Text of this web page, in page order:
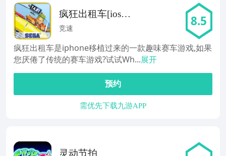
疯狂出租车[ios移
植]
竞速 8.5
疯狂出租车是iphone移植过来的一款趣味赛车游戏,如果
您厌倦了传统的赛车游戏?试试Wh...展开
预约
需优先下载九游APP
灵动节拍